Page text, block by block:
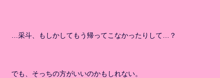
…采斗、もしかしてもう帰ってこなかったりして…？
でも、そっちの方がいいのかもしれない。